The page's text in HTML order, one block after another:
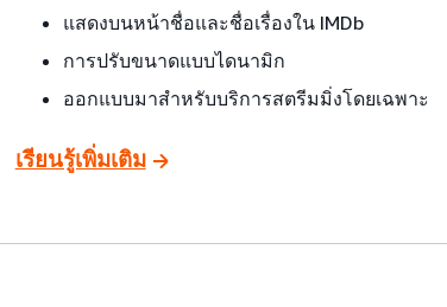
แสดงบนหน้าชื่อและชื่อเรื่องใน IMDb
การปรับขนาดแบบไดนามิก
ออกแบบมาสำหรับบริการสตรีมมิ่งโดยเฉพาะ
เรียนรู้เพิ่มเติม